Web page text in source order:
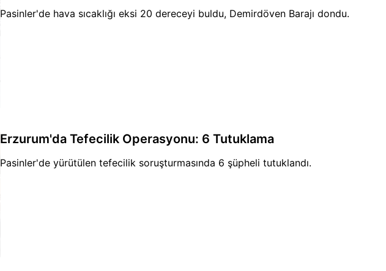
Pasinler'de hava sıcaklığı eksi 20 dereceyi buldu, Demirdöven Barajı dondu.
Erzurum'da Tefecilik Operasyonu: 6 Tutuklama
Pasinler'de yürütülen tefecilik soruşturmasında 6 şüpheli tutuklandı.